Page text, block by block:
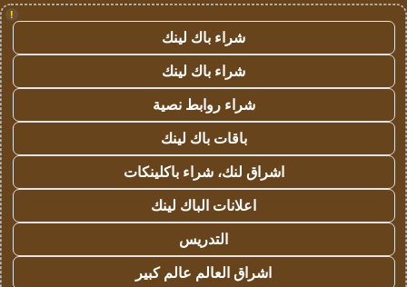
!
شراء باك لينك
شراء باك لينك
شراء روابط نصية
باقات باك لينك
اشراق لنك، شراء باكلينكات
اعلانات الباك لينك
التدريس
اشراق العالم عالم كبير